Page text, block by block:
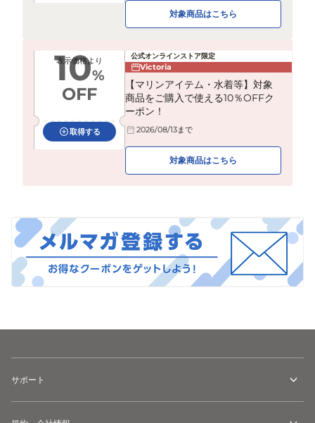
対象商品はこちら
表示価格より
10%
OFF
取得する
公式オンラインストア限定
Victoria
【マリンアイテム・水着等】対象
商品をご購入で使える10％OFFク
ーポン！
2026/08/13まで
対象商品はこちら
サポート